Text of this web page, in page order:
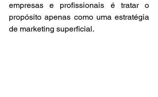
empresas e profissionais é tratar o
propósito apenas como uma estratégia
de marketing superficial.